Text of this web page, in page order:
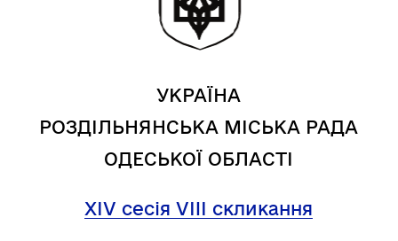
УКРАЇНА
РОЗДІЛЬНЯНСЬКА МІСЬКА РАДА
ОДЕСЬКОЇ ОБЛАСТІ
XIV сесія VIII скликання